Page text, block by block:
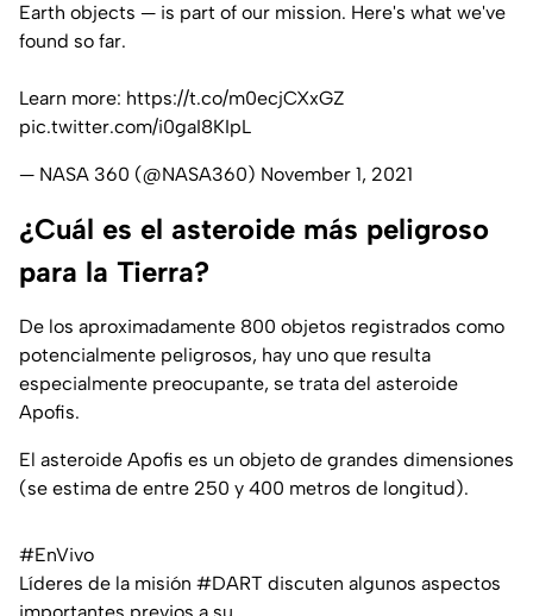
Earth objects — is part of our mission. Here's what we've
found so far.
Learn more: https://t.co/m0ecjCXxGZ
pic.twitter.com/i0gaI8KIpL
— NASA 360 (@NASA360) November 1, 2021
¿Cuál es el asteroide más peligroso
para la Tierra?
De los aproximadamente 800 objetos registrados como
potencialmente peligrosos, hay uno que resulta
especialmente preocupante, se trata del asteroide
Apofis.
El asteroide Apofis es un objeto de grandes dimensiones
(se estima de entre 250 y 400 metros de longitud).
#EnVivo
Líderes de la misión #DART discuten algunos aspectos